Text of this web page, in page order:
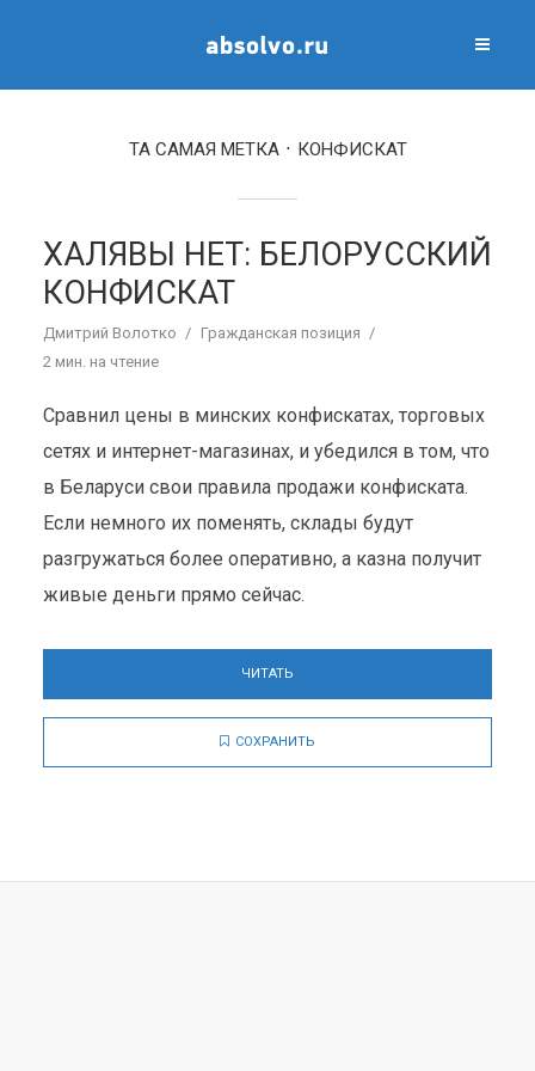
ТА САМАЯ МЕТКА КОНФИСКАТ
ХАЛЯВЫ НЕТ: БЕЛОРУССКИЙ
КОНФИСКАТ
Дмитрий Волотко
Гражданская позиция
2 мин. на чтение
Сравнил цены в минских конфискатах, торговых
сетях и интернет-магазинах, и убедился в том, что
в Беларуси свои правила продажи конфиската.
Если немного их поменять, склады будут
разгружаться более оперативно, а казна получит
живые деньги прямо сейчас.
ЧИТАТЬ
СОХРАНИТЬ